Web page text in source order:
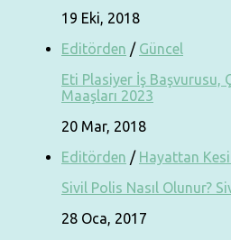
19 Eki, 2018
Editörden / Güncel
Eti Plasiyer İş Başvurusu,
Maaşları 2023
20 Mar, 2018
Editörden / Hayattan
Sivil Polis Nasıl Olunur?
28 Oca, 2017